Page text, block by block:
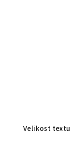
Velikost textu